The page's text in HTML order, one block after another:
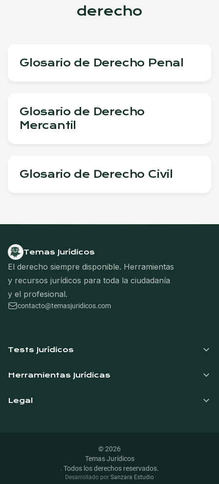
derecho
Glosario de Derecho Penal
Glosario de Derecho
Mercantil
Glosario de Derecho Civil
Temas Jurídicos
El derecho siempre disponible. Herramientas
y recursos jurídicos para toda la ciudadanía
y el profesional.
contacto@temasjuridicos.com
Tests Jurídicos
Herramientas Jurídicas
Legal
©2026
Temas Jurídicos
. Todos los derechos reservados.
Desarrollado por Sanzara Estudio